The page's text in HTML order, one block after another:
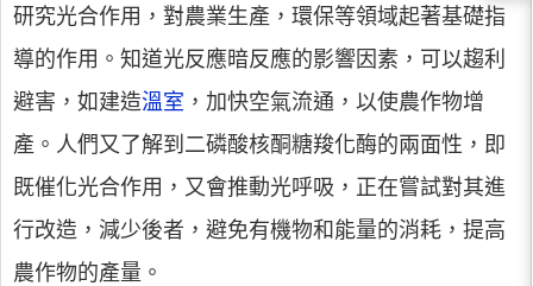
研究光合作用，對農業生產，環保等領域起著基礎指
導的作用。知道光反應暗反應的影響因素，可以趨利
避害，如建造溫室 ，加快空氣流通，以使農作物增
產。人們又了解到二磷酸核酮糖羧化酶的兩面性，即
既催化光合作用，又會推動光呼吸，正在嘗試對其進
行改造，減少後者，避免有機物和能量的消耗，提高
農作物的產量。